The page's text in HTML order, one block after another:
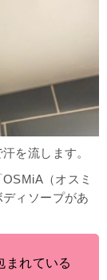
を流します。
（オスミ
ィソープがあ
まれている